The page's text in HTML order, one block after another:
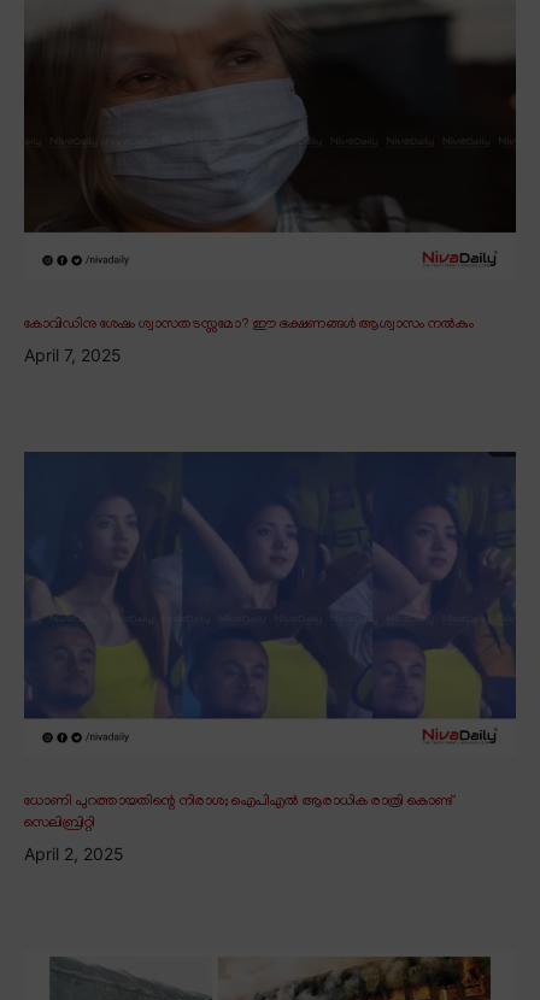
കോവിഡിനു ശേഷം ശ്വാസതടസ്സമോ? ഈ ഭക്ഷണങ്ങൾ ആശ്വാസം നൽകും
April 7, 2025
ധോണി പുറത്തായതിന്റെ നിരാശ; ഐപിഎൽ ആരാധിക രാത്രി കൊണ്ട്
സെലിബ്രിറ്റി
April 2, 2025